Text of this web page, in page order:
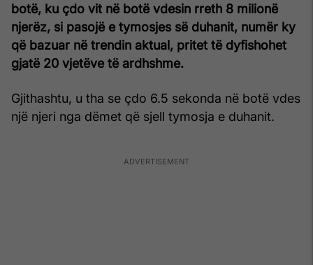
botë, ku çdo vit në botë vdesin rreth 8 milionë
njerëz, si pasojë e tymosjes së duhanit, numër ky
që bazuar në trendin aktual, pritet të dyfishohet
gjatë 20 vjetëve të ardhshme.
Gjithashtu, u tha se çdo 6.5 sekonda në botë vdes
një njeri nga dëmet që sjell tymosja e duhanit.